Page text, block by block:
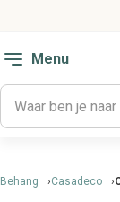
Menu
Behang Casadeco